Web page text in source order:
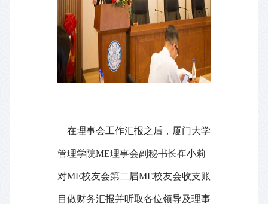
在理事会工作汇报之后，厦门大学
管理学院ME理事会副秘书长崔小莉
对ME校友会第二届ME校友会收支账
目做财务汇报并听取各位领导及理事